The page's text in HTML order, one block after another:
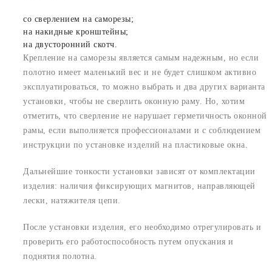
со сверлением на саморезы;
на накидные кронштейны;
на двусторонний скотч.
Крепление на саморезы является самым надежным, но если
полотно имеет маленький вес и не будет слишком активно
эксплуатироваться, то можно выбрать и два других варианта
установки, чтобы не сверлить оконную раму. Но, хотим
отметить, что сверление не нарушает герметичность оконной
рамы, если выполняется профессионалами и с соблюдением
инструкции по установке изделий на пластиковые окна.
Дальнейшие тонкости установки зависят от комплектации
изделия: наличия фиксирующих магнитов, направляющей
лески, натяжителя цепи.
После установки изделия, его необходимо отрегулировать и
проверить его работоспособность путем опускания и
поднятия полотна.